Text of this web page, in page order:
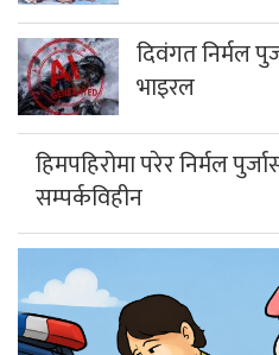
दिवंगत निर्मल
भाइरल
हिमपहिरोमा परेर निर्मल
सम्पर्कविहीन